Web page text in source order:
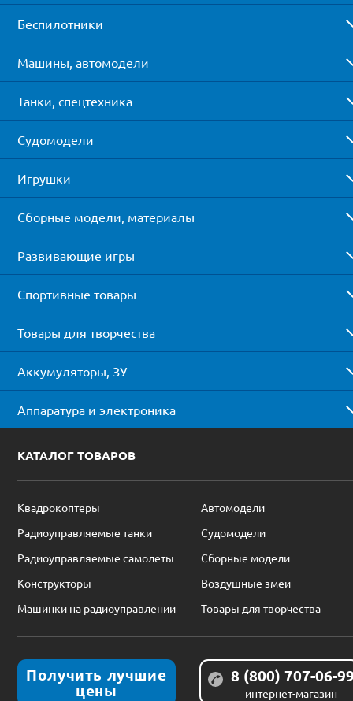
Беспилотники
Машины, автомодели
Танки, спецтехника
Судомодели
Игрушки
Сборные модели, материалы
Развивающие игры
Спортивные товары
Товары для творчества
Аккумуляторы, ЗУ
Аппаратура и электроника
КАТАЛОГ ТОВАРОВ
Квадрокоптеры
Автомодели
Радиоуправляемые танки
Судомодели
Радиоуправляемые самолеты
Сборные модели
Конструкторы
Воздушные змеи
Машинки на радиоуправлении
Товары для творчества
Получить лучшие
цены
8 (800) 707-06-
интернет-магазин